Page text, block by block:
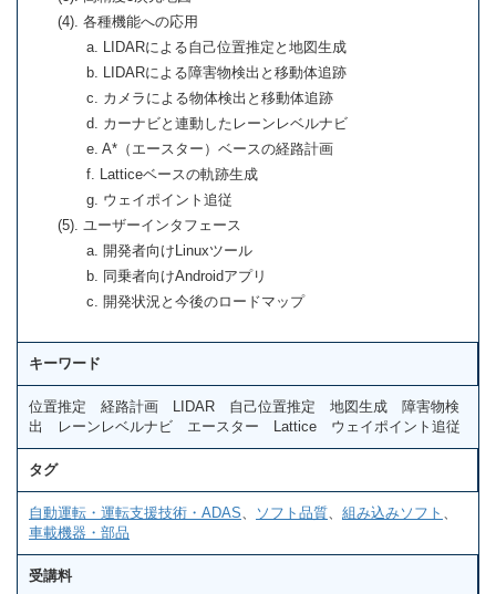
(4). 各種機能への応用
a. LIDARによる自己位置推定と地図生成
b. LIDARによる障害物検出と移動体追跡
c. カメラによる物体検出と移動体追跡
d. カーナビと連動したレーンレベルナビ
e. A*（エースター）ベースの経路計画
f. Latticeベースの軌跡生成
g. ウェイポイント追従
(5). ユーザーインタフェース
a. 開発者向けLinuxツール
b. 同乗者向けAndroidアプリ
c. 開発状況と今後のロードマップ
キーワード
位置推定 経路計画 LIDAR 自己位置推定 地図生成 障害物検
出 レーンレベルナビ エースター Lattice ウェイポイント追従
タグ
自動運転・運転支援技術・ADAS、 ソフト品質、 組み込みソフト 、
車載機器・部品
受講料